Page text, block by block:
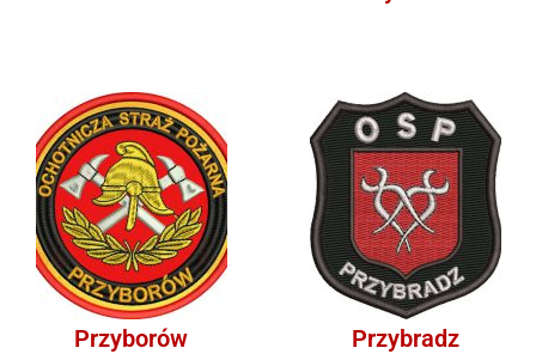
Przyborów Przybradz